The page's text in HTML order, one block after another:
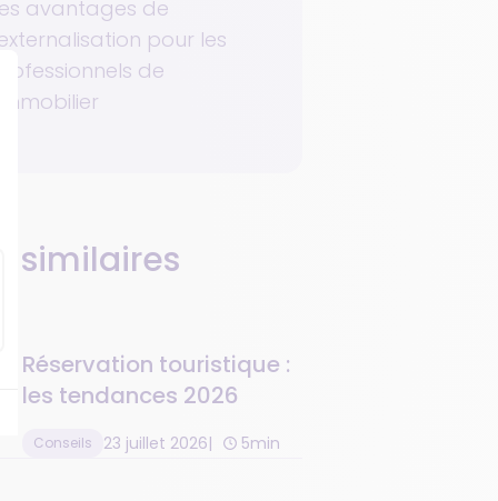
avantages de
pour les
de
similaires
Réservation touristique :
les tendances 2026
Conseils 23 juillet 2026 5min